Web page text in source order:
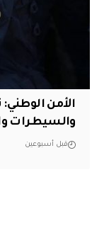
والسيطرات
قبل أسبوعين